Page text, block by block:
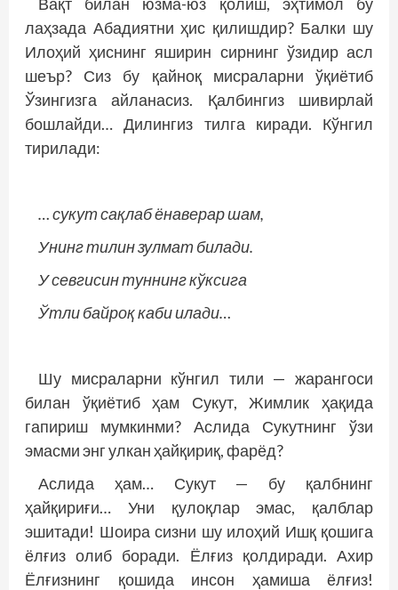
лаҳзада Абадиятни ҳис қилишдир? Балки шу
Илоҳий ҳиснинг яширин сирнинг ўзидир асл
шеър? Сиз бу қайноқ мисраларни ўқиётиб
Ўзингизга айланасиз. Қалбингиз шивирлай
бошлайди… Дилингиз тилга киради. Кўнгил
тирилади:
… сукут сақлаб ёнаверар шам,
Унинг тилин зулмат билади.
У севгисин туннинг кўксига
Ўтли байроқ каби илади…
Шу мисраларни кўнгил тили — жарангоси
билан ўқиётиб ҳам Сукут, Жимлик ҳақида
гапириш мумкинми? Аслида Сукутнинг ўзи
эмасми энг улкан ҳайқириқ, фарёд?
Аслида ҳам… Сукут — бу қалбнинг
ҳайқириғи… Уни қулоқлар эмас, қалблар
эшитади! Шоира сизни шу илоҳий Ишқ қошига
ёлғиз олиб боради. Ёлғиз қолдиради. Ахир
Ёлғизнинг қошида инсон ҳамиша ёлғиз!